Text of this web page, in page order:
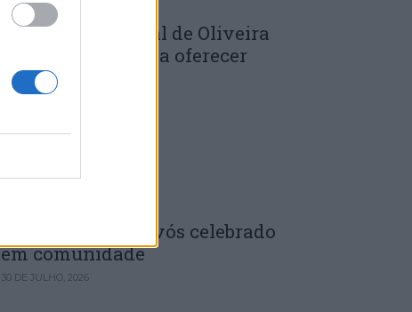
Câmara Municipal de Oliveira
do Hospital volta a oferecer
cadernos de...
Penela: Dia dos Avós celebrado
em comunidade
30 DE JULHO, 2026